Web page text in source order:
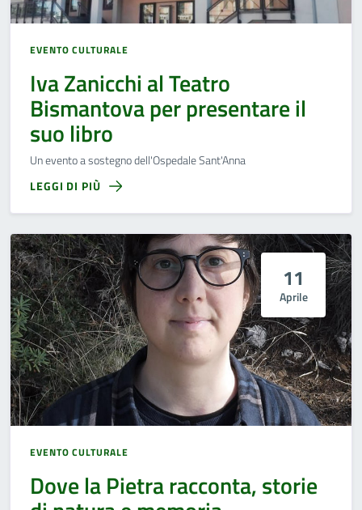
EVENTO CULTURALE
Iva Zanicchi al Teatro
Bismantova per presentare il
suo libro
Un evento a sostegno dell'Ospedale Sant'Anna
LEGGI DI PIÙ
11
Aprile
EVENTO CULTURALE
Dove la Pietra racconta, storie